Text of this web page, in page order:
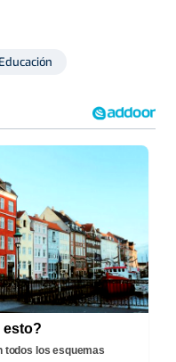
esto?
todos los esquemas